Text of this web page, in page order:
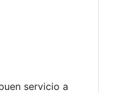
servicio a